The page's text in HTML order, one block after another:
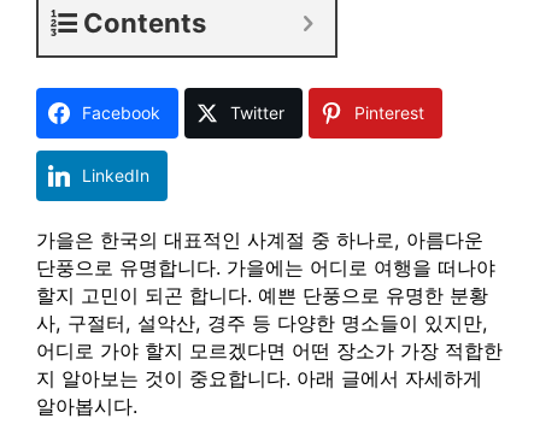
Contents
Facebook Twitter Pinterest
LinkedIn
가을은 한국의 대표적인 사계절 중 하나로, 아름다운
단풍으로 유명합니다. 가을에는 어디로 여행을 떠나야
할지 고민이 되곤 합니다. 예쁜 단풍으로 유명한 분황
사, 구절터, 설악산, 경주 등 다양한 명소들이 있지만,
어디로 가야 할지 모르겠다면 어떤 장소가 가장 적합한
지 알아보는 것이 중요합니다. 아래 글에서 자세하게
알아봅시다.